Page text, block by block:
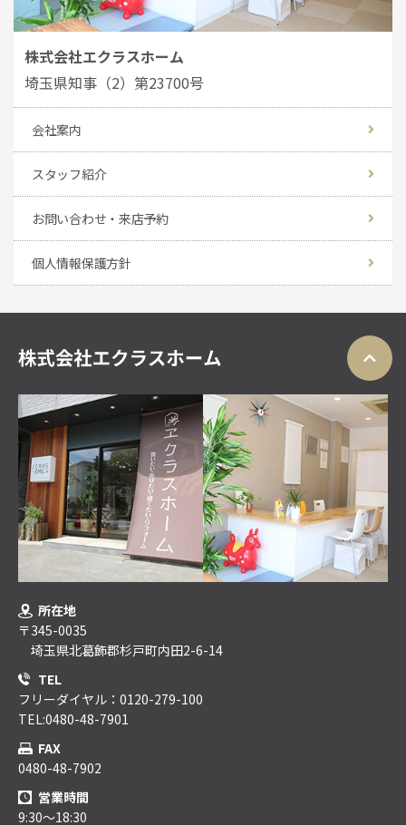
株式会社エクラスホーム
埼玉県知事（2）第23700号
会社案内
スタッフ紹介
お問い合わせ・来店予約
個人情報保護方針
所在地
〒345-0035
埼玉県北葛飾郡杉戸町内田2-6-14
TEL
フリーダイヤル：0120-279-100
TEL:0480-48-7901
FAX
0480-48-7902
営業時間
9:30～18:30